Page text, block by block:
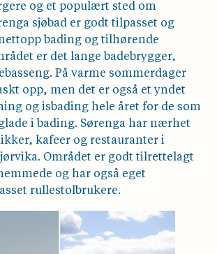
og et populært sted om
sjøbad er godt tilpasset og
bading og tilhørende
er det lange badebrygger,
På varme sommerdager
opp, men det er også et yndet
og isbading hele året for de som
i bading. Sørenga har nærhet
kafeer og restauranter i
Området er godt tilrettelagt
og har også eget
rullestolbrukere.